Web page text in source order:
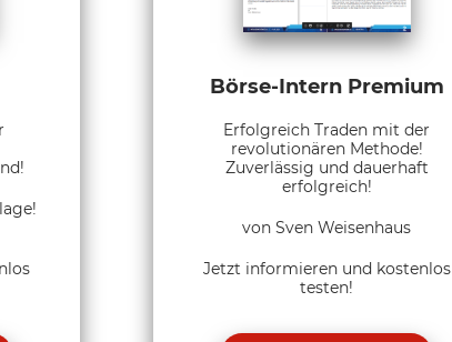
Börse-Intern Premium
Erfolgreich Traden mit der
revolutionären Methode!
Zuverlässig und dauerhaft
erfolgreich!
von Sven Weisenhaus
Jetzt informieren und kostenlos
testen!